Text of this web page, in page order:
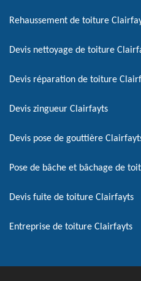
Rehaussement de toiture
Devis nettoyage de toiture
Devis réparation de toiture
Devis zingueur Clairfayts
Devis pose de gouttière
Pose de bâche et bâchage de
Devis fuite de toiture Clairfayts
Entreprise de toiture Clairfayts